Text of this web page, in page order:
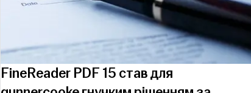
FineReader PDF 15 став для